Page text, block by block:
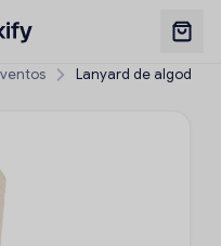
Lanyard de algodón